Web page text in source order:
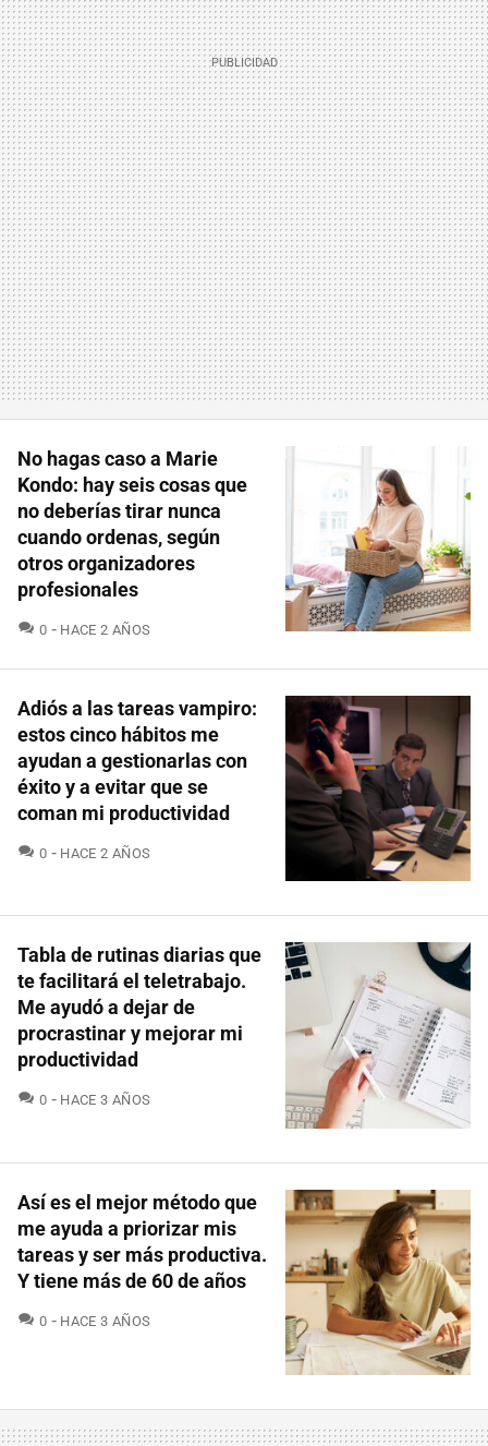
No hagas caso a Marie
Kondo: hay seis cosas que
no deberías tirar nunca
cuando ordenas, según
otros organizadores
profesionales
0 COMENTARIOS
HACE 2 AÑOS
Adiós a las tareas vampiro:
estos cinco hábitos me
ayudan a gestionarlas con
éxito y a evitar que se
coman mi productividad
0 COMENTARIOS
HACE 2 AÑOS
Tabla de rutinas diarias que
te facilitará el teletrabajo.
Me ayudó a dejar de
procrastinar y mejorar mi
productividad
0 COMENTARIOS
HACE 3 AÑOS
Así es el mejor método que
me ayuda a priorizar mis
tareas y ser más productiva.
Y tiene más de 60 de años
0 COMENTARIOS
HACE 3 AÑOS